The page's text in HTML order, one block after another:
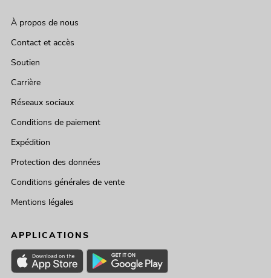
À propos de nous
Contact et accès
Soutien
Carrière
Réseaux sociaux
Conditions de paiement
Expédition
Protection des données
Conditions générales de vente
Mentions légales
APPLICATIONS